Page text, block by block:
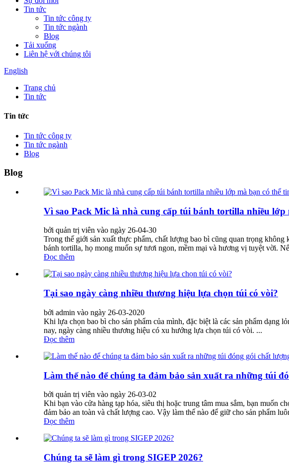
Tin tức
Tin tức công ty
Tin tức ngành
Blog
Tải xuống
Liên hệ với chúng tôi
English
Trang chủ
Tin tức
Tin tức
Tin tức công ty
Tin tức ngành
Blog
Blog
Vì sao Pack Mic là nhà cung cấp túi bánh tortilla nhiều lớp
bởi quản trị viên vào ngày 26-04-30
Trong thế giới sản xuất thực phẩm, chất lượng bao bì cũng quan trọng
bánh tortilla, họ mong muốn sự tươi ngon, mềm mại và hương vị tuyệt vời.
Đọc thêm
Tại sao ngày càng nhiều thương hiệu lựa chọn túi có vòi?
bởi admin vào ngày 26-03-2020
Khi lựa chọn bao bì cho sản phẩm của mình, đặc biệt là các sản phẩm
nay, ngày càng nhiều thương hiệu có xu hướng lựa chọn túi có vòi. ...
Đọc thêm
Làm thế nào để chúng ta đảm bảo sản xuất ra những túi
bởi quản trị viên vào ngày 26-03-02
Khi bạn vào cửa hàng tạp hóa, siêu thị hoặc trung tâm mua sắm, bạn muốn
đảm bảo an toàn và chất lượng cao. Vậy làm thế nào để giữ cho sản phẩm
Đọc thêm
Chúng ta sẽ làm gì trong SIGEP 2026?